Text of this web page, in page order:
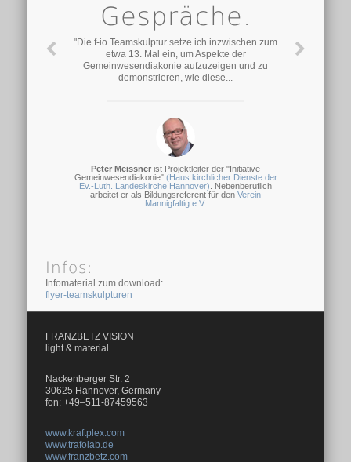
Gespräche.
"Die f-io Teamskulptur setze ich inzwischen zum
etwa 13. Mal ein, um Aspekte der
Gemeinwesendiakonie aufzuzeigen und zu
demonstrieren, wie diese...
Peter Meissner ist Projektleiter der "Initiative
Gemeinwesendiakonie" (Haus kirchlicher Dienste der
Ev.-Luth. Landeskirche Hannover) . Nebenberuflich
arbeitet er als Bildungsreferent für den Verein
Mannigfaltig e.V.
Infos:
Infomaterial zum download:
flyer-teamskulpturen
FRANZBETZ VISION
light & material
Nackenberger Str. 2
30625 Hannover, Germany
fon: +49–511-87459563
www.kraftplex.com
www.trafolab.de
www.franzbetz.com